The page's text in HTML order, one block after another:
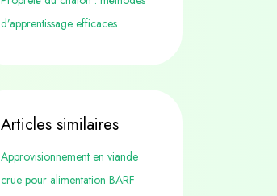
d’apprentissage efficaces
Articles similaires
Approvisionnement en viande
crue pour alimentation BARF